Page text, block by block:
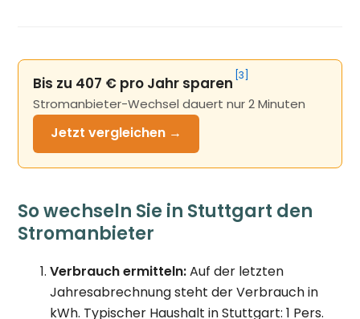
Bis zu 407 € pro Jahr sparen [3]
Stromanbieter-Wechsel dauert nur 2 Minuten
Jetzt vergleichen →
So wechseln Sie in Stuttgart den
Stromanbieter
Verbrauch ermitteln:Auf der letzten
Jahresabrechnung steht der Verbrauch in
kWh. Typischer Haushalt in Stuttgart: 1 Pers.